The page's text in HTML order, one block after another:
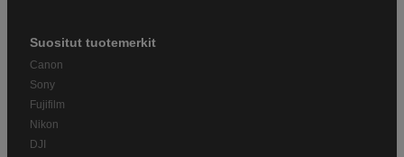
Suositut tuotemerkit
Canon
Sony
Fujifilm
Nikon
DJI